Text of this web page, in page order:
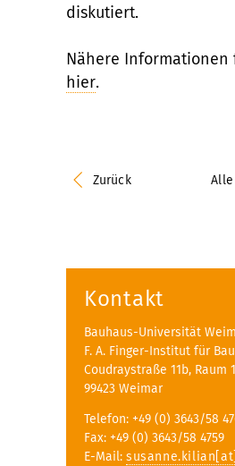
diskutiert.
Nähere Informationen
hier.
Zurück
Kontakt
Bauhaus-Universität
F. A. Finger-Institut für
Coudraystraße 11b, Raum
99423 Weimar
Telefon: +49 (0) 3643/58
Fax: +49 (0) 3643/58 4759
E-Mail: